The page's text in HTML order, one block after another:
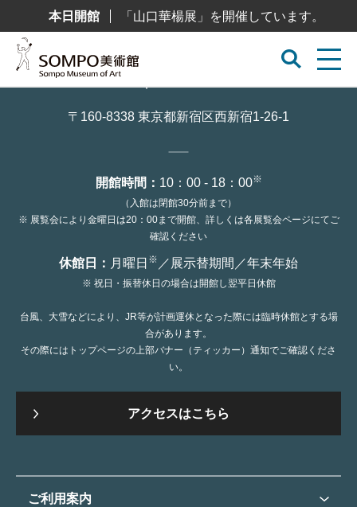
テ
本日開館 「山口華楊展」を開催しています。
〒160-8338 東京都新宿区西新宿1-26-1
開館時間： 10：00 - 18：00※
（入館は閉館30分前まで）
※ 展覧会により金曜日は20：00まで開館、詳しくは各展覧会ページにてご
確認ください
休館日： 月曜日 ※ ／展示替期間／年末年始
※ 祝日・振替休日の場合は開館し翌平日休館
台風、大雪などにより、JR等が計画運休となった際には臨時休館とする場
合があります。
その際にはトップページの上部バナー（ティッカー）通知でご確認くださ
い。
アクセスはこちら
ご利用案内